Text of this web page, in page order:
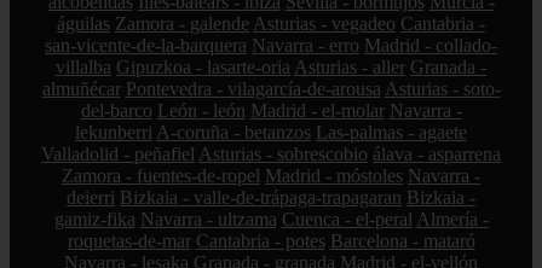
águilas Zamora - galende Asturias - vegadeo Cantabria -
san-vicente-de-la-barquera Navarra - erro Madrid - collado-
villalba Gipuzkoa - lasarte-oria Asturias - aller Granada -
almuñécar Pontevedra - vilagarcía-de-arousa Asturias - soto-
del-barco León - león Madrid - el-molar Navarra -
lekunberri A-coruña - betanzos Las-palmas - agaete
Valladolid - peñafiel Asturias - sobrescobio álava - asparrena
Zamora - fuentes-de-ropel Madrid - móstoles Navarra -
deierri Bizkaia - valle-de-trápaga-trapagaran Bizkaia -
gamiz-fika Navarra - ultzama Cuenca - el-peral Almería -
roquetas-de-mar Cantabria - potes Barcelona - mataró
Navarra - lesaka Granada - granada Madrid - el-vellón